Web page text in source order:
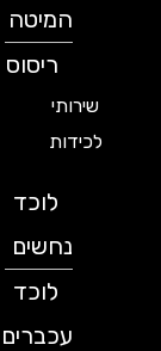
המיטה
ריסוס
שירותי
לכידות
לוכד
נחשים
לוכד
עכברים